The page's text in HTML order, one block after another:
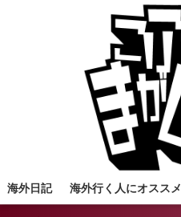
海外日記 海外行く人にオススメ